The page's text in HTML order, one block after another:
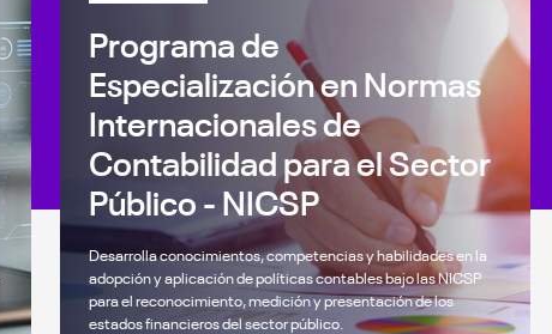
Programa de
Especialización en Normas
Internacionales de
Contabilidad para el Sector
Público - NICSP
Desarrolla conocimientos, competencias y habilidades en la
adopción y aplicación de políticas contables bajo las NICSP
para el reconocimiento, medición y presentación de los
estados financieros del sector público.